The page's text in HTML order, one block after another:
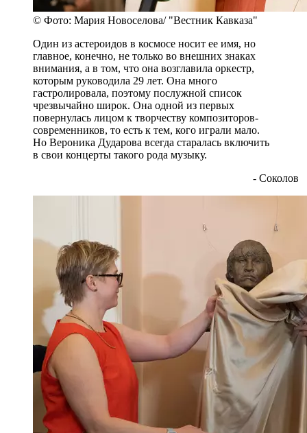
© Фото: Мария Новоселова/ "Вестник Кавказа"
Один из астероидов в космосе носит ее имя, но
главное, конечно, не только во внешних знаках
внимания, а в том, что она возглавила оркестр,
которым руководила 29 лет. Она много
гастролировала, поэтому послужной список
чрезвычайно широк. Она одной из первых
повернулась лицом к творчеству композиторов-
современников, то есть к тем, кого играли мало.
Но Вероника Дударова всегда старалась включить
в свои концерты такого рода музыку.
- Соколов